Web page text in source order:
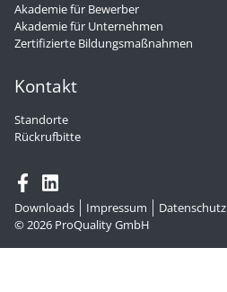
Akademie für Bewerber
Akademie für Unternehmen
Zertifizierte Bildungsmaßnahmen
Kontakt
Standorte
Rückrufbitte
Downloads Impressum Datenschutz
© 2026 ProQuality GmbH